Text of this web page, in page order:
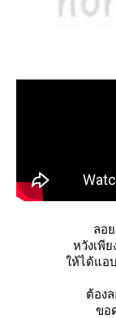
ลอ
หวังเพี
ห้ได้แอบ
ต้อง
ขอ